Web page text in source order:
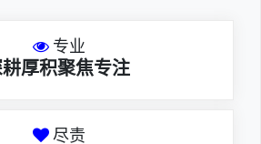
专业
厚积聚焦专注
尽责